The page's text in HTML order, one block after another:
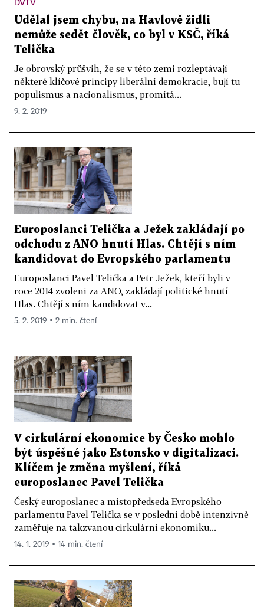
DVTV
Udělal jsem chybu, na Havlově židli
nemůže sedět člověk, co byl v KSČ, říká
Telička
Je obrovský průšvih, že se v této zemi rozleptávají
některé klíčové principy liberální demokracie, bují tu
populismus a nacionalismus, promítá...
9. 2. 2019
Europoslanci Telička a Ježek zakládají po
odchodu z ANO hnutí Hlas. Chtějí s ním
kandidovat do Evropského parlamentu
Europoslanci Pavel Telička a Petr Ježek, kteří byli v
roce 2014 zvoleni za ANO, zakládají politické hnutí
Hlas. Chtějí s ním kandidovat v...
5. 2. 2019 ▪ 2 min. čtení
V cirkulární ekonomice by Česko mohlo
být úspěšné jako Estonsko v digitalizaci.
Klíčem je změna myšlení, říká
europoslanec Pavel Telička
Český europoslanec a místopředseda Evropského
parlamentu Pavel Telička se v poslední době intenzivně
zaměřuje na takzvanou cirkulární ekonomiku...
14. 1. 2019 ▪ 14 min. čtení